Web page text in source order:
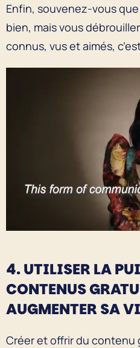
Enfin, souvenez-vous
bien, mais vous
connus, vus et aimés,
4. UTILISER LA
CONTENUS
AUGMENTER SA
Créer et offrir du contenu